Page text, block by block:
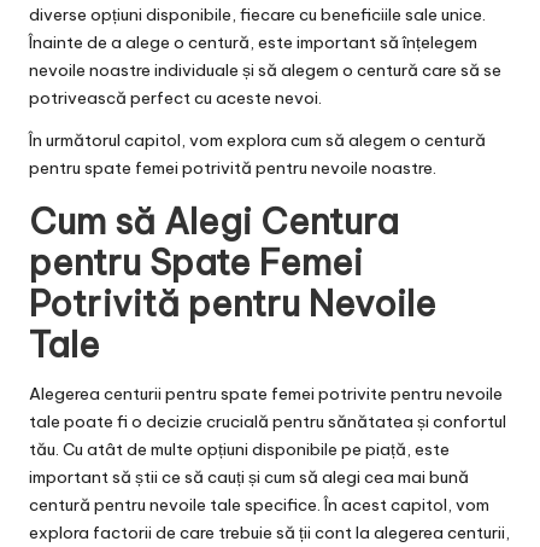
diverse opțiuni disponibile, fiecare cu beneficiile sale unice.
Înainte de a alege o centură, este important să înțelegem
nevoile noastre individuale și să alegem o centură care să se
potrivească perfect cu aceste nevoi.
În următorul capitol, vom explora cum să alegem o centură
pentru spate femei potrivită pentru nevoile noastre.
Cum să Alegi Centura
pentru Spate Femei
Potrivită pentru Nevoile
Tale
Alegerea centurii pentru spate femei potrivite pentru nevoile
tale poate fi o decizie crucială pentru sănătatea și confortul
tău. Cu atât de multe opțiuni disponibile pe piață, este
important să știi ce să cauți și cum să alegi cea mai bună
centură pentru nevoile tale specifice. În acest capitol, vom
explora factorii de care trebuie să ții cont la alegerea centurii,